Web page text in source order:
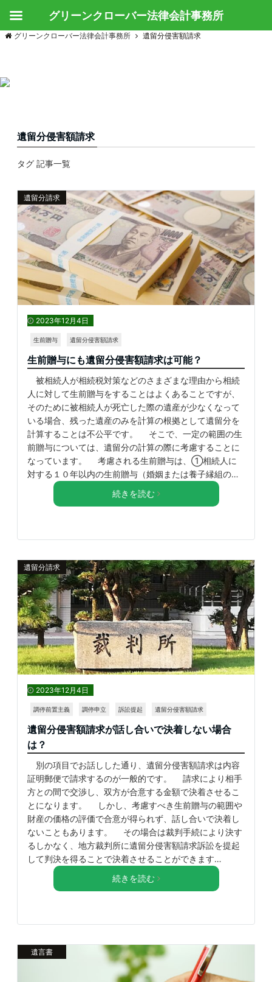
グリーンクローバー法律会計事務所 遺留分侵害額請求
遺留分侵害額請求
タグ 記事一覧
遺留分請求
2023年12月4日
生前贈与 遺留分侵害額請求
生前贈与にも遺留分侵害額請求は可能？
被相続人が相続税対策などのさまざまな理由から相続
人に対して生前贈与をすることはよくあることですが、
そのために被相続人が死亡した際の遺産が少なくなって
いる場合、残った遺産のみを計算の根拠として遺留分を
計算することは不公平です。 そこで、一定の範囲の生
前贈与については、遺留分の計算の際に考慮することに
なっています。 考慮される生前贈与は、①相続人に
対する１０年以内の生前贈与（婚姻または養子縁組の…
続きを読む
遺留分請求
2023年12月4日
調停前置主義 調停申立 訴訟提起 遺留分侵害額請求
遺留分侵害額請求が話し合いで決着しない場合
は？
別の項目でお話しした通り、遺留分侵害額請求は内容
証明郵便で請求するのが一般的です。 請求により相手
方との間で交渉し、双方が合意する金額で決着させるこ
とになります。 しかし、考慮すべき生前贈与の範囲や
財産の価格の評価で合意が得られず、話し合いで決着し
ないこともあります。 その場合は裁判手続により決す
るしかなく、地方裁判所に遺留分侵害額請求訴訟を提起
して判決を得ることで決着させることができます…
続きを読む
遺言書
グリーンクローバー法律会計事務所